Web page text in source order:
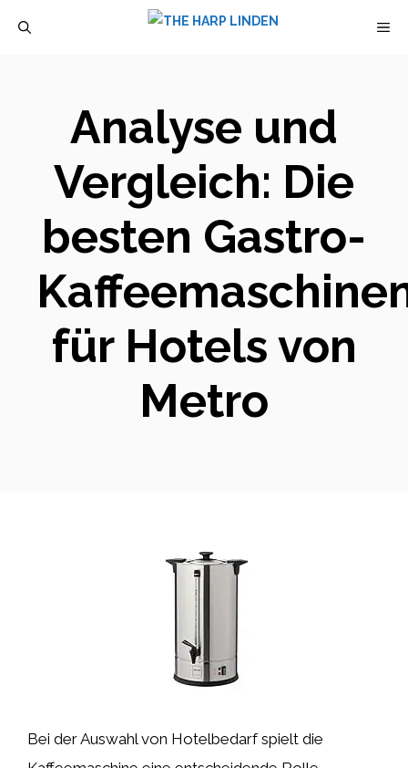
Analyse und
Vergleich: Die
besten Gastro-
für Hotels von
Metro
Bei der Auswahl von Hotelbedarf spielt die